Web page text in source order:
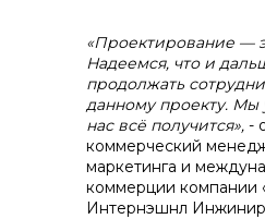
«Проектирование —
Надеемся, что и
продолжать
данному проекту. Мы
нас всё получится», -
коммерческий
маркетинга и
коммерции компании
Интернэшнл